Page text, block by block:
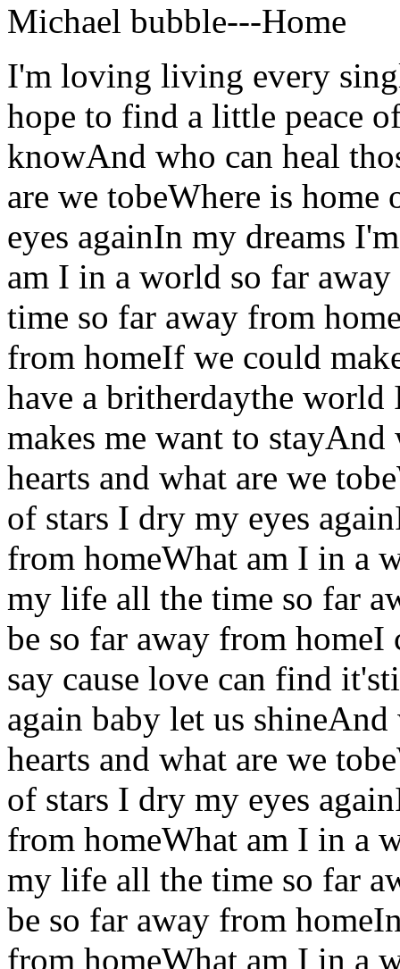
Michael bubble---Home
I'm loving living every
hope to find a little peace
knowAnd who can heal
are we tobeWhere is
eyes againIn my dreams
am I in a world so far
time so far away from
from homeIf we could
have a britherdaythe world
makes me want to
hearts and what are we
of stars I dry my eyes
from homeWhat am I in a
my life all the time so far
be so far away from
say cause love can find
again baby let us
hearts and what are we
of stars I dry my eyes
from homeWhat am I in a
my life all the time so far
be so far away from
from homeWhat am I in a